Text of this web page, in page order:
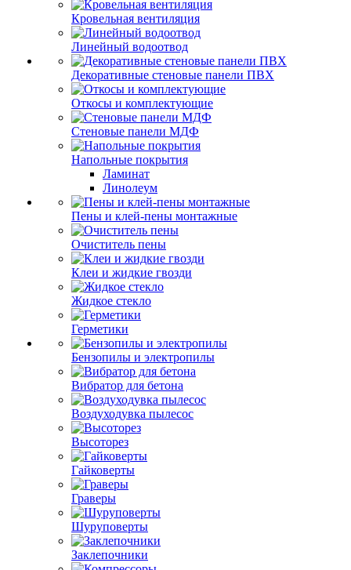
Кровельная вентиляция
Линейный водоотвод
Декоративные стеновые панели ПВХ
Откосы и комплектующие
Стеновые панели МДФ
Напольные покрытия
Ламинат
Линолеум
Пены и клей-пены монтажные
Очиститель пены
Клеи и жидкие гвозди
Жидкое стекло
Герметики
Бензопилы и электропилы
Вибратор для бетона
Воздуходувка пылесос
Высоторез
Гайковерты
Граверы
Шуруповерты
Заклепочники